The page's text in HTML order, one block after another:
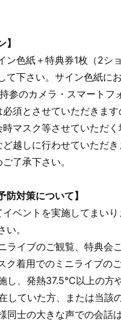
色紙＋特典券1枚（2シ
下さい。サイン色紙に
参のカメラ・スマートフ
須とさせていただきます
マスク等させていただ
越しに行わせていただ
了承下さい。
防対策について】
ベントを実施してまい
。
イブのご観覧、特典会
ク着用でのミニライブの
、発熱37.5℃以上の方
ていた方、または当該
士の大きな声での会話